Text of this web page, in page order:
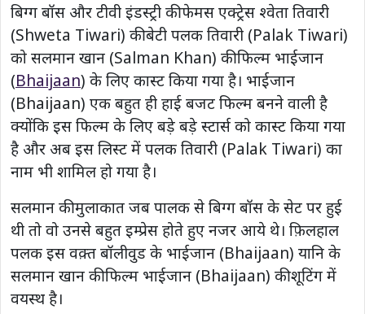
बिग्ग बॉस और टीवी इंडस्ट्री की फेमस एक्ट्रेस श्वेता तिवारी
(Shweta Tiwari) की बेटी पलक तिवारी (Palak Tiwari)
को सलमान खान (Salman Khan) की फिल्म भाईजान
(Bhaijaan) के लिए कास्ट किया गया है। भाईजान
(Bhaijaan) एक बहुत ही हाई बजट फिल्म बनने वाली है
क्योंकि इस फिल्म के लिए बड़े बड़े स्टार्स को कास्ट किया गया
है और अब इस लिस्ट में पलक तिवारी (Palak Tiwari) का
नाम भी शामिल हो गया है।
सलमान की मुलाकात जब पालक से बिग्ग बॉस के सेट पर हुई
थी तो वो उनसे बहुत इम्प्रेस होते हुए नजर आये थे। फ़िलहाल
पलक इस वक़्त बॉलीवुड के भाईजान (Bhaijaan) यानि के
सलमान खान की फिल्म भाईजान (Bhaijaan) की शूटिंग में
वयस्थ है।